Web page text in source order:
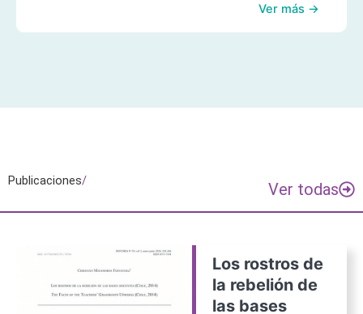
Ver más →
Publicaciones/ Ver todas
Los rostros de
la rebelión de
las bases